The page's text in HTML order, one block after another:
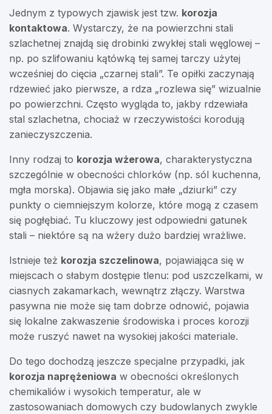
Jednym z typowych zjawisk jest tzw. korozja
kontaktowa. Wystarczy, że na powierzchni stali
szlachetnej znajdą się drobinki zwykłej stali węglowej –
np. po szlifowaniu kątówką tej samej tarczy użytej
wcześniej do cięcia „czarnej stali”. Te opiłki zaczynają
rdzewieć jako pierwsze, a rdza „rozlewa się” wizualnie
po powierzchni. Często wygląda to, jakby rdzewiała
stal szlachetna, chociaż w rzeczywistości korodują
zanieczyszczenia.
Inny rodzaj to korozja wżerowa, charakterystyczna
szczególnie w obecności chlorków (np. sól kuchenna,
mgła morska). Objawia się jako małe „dziurki” czy
punkty o ciemniejszym kolorze, które mogą z czasem
się pogłębiać. Tu kluczowy jest odpowiedni gatunek
stali – niektóre są na wżery dużo bardziej wrażliwe.
Istnieje też korozja szczelinowa, pojawiająca się w
miejscach o słabym dostępie tlenu: pod uszczelkami, w
ciasnych zakamarkach, wewnątrz złączy. Warstwa
pasywna nie może się tam dobrze odnowić, pojawia
się lokalne zakwaszenie środowiska i proces korozji
może ruszyć nawet na wysokiej jakości materiale.
Do tego dochodzą jeszcze specjalne przypadki, jak
korozja naprężeniowa w obecności określonych
chemikaliów i wysokich temperatur, ale w
zastosowaniach domowych czy budowlanych zwykle